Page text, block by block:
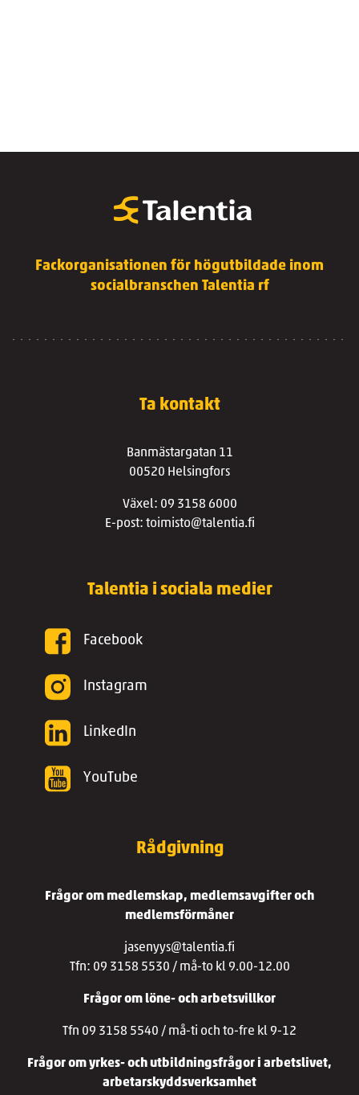
Fackorganisationen för högutbildade inom
socialbranschen Talentia rf
Ta kontakt
Banmästargatan 11
00520 Helsingfors
Växel: 09 3158 6000
E-post: toimisto@talentia.fi
Talentia i sociala medier
Facebook
Instagram
LinkedIn
YouTube
Rådgivning
Frågor om medlemskap, medlemsavgifter och
medlemsförmåner
jasenyys@talentia.fi
Tfn: 09 3158 5530 / må-to kl 9.00-12.00
Frågor om löne- och arbetsvillkor
Tfn 09 3158 5540 / må-ti och to-fre kl 9-12
Frågor om yrkes- och utbildningsfrågor i arbetslivet,
arbetarskyddsverksamhet